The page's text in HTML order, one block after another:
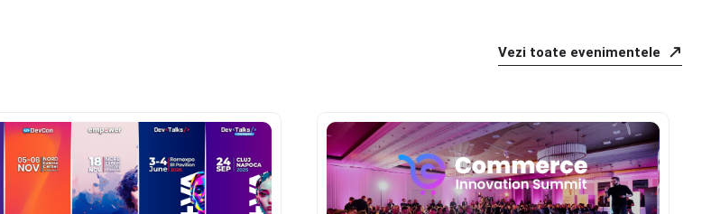
Vezi toate evenimentele